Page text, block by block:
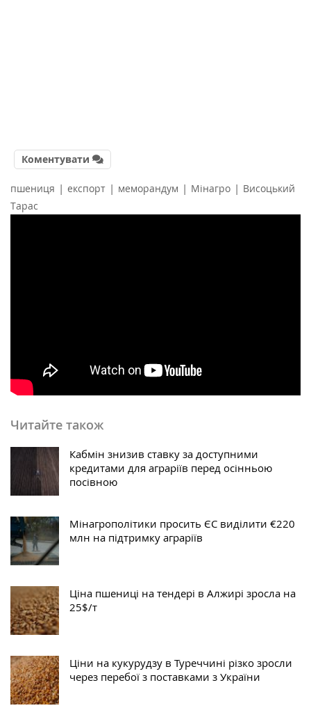
Коментувати
пшениця | експорт | меморандум | Мінагро | Висоцький
Тарас
Читайте також
Кабмін знизив ставку за доступними
кредитами для аграріїв перед осінньою
посівною
Мінагрополітики просить ЄС виділити €220
млн на підтримку аграріїв
Ціна пшениці на тендері в Алжирі зросла на
25$/т
Ціни на кукурудзу в Туреччині різко зросли
через перебої з поставками з України